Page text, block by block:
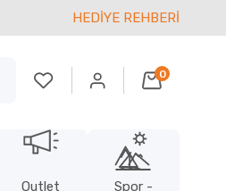
HEDİYE REHBERİ
0
Outlet
Spor -